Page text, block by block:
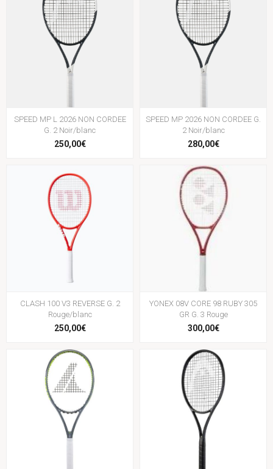
SPEED MP L 2026 NON CORDEE
G. 2 Noir/blanc
250,00€
SPEED MP 2026 NON CORDEE G.
2 Noir/blanc
280,00€
CLASH 100 V3 REVERSE G. 2
Rouge/blanc
250,00€
YONEX 08V CORE 98 RUBY 305
GR G. 3 Rouge
300,00€